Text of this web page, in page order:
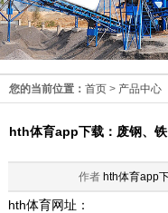
您的当前位置： 首页 > 产品中心
hth体育app下载：废钢、
作者 hth体育app
hth体育网址：